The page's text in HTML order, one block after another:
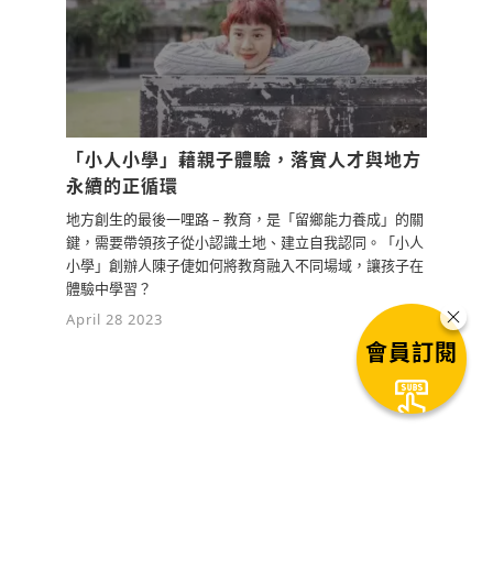
「小人小學」藉親子體驗，落實人才與地方
永續的正循環
地方創生的最後一哩路 – 教育，是「留鄉能力養成」的關
鍵，需要帶領孩子從小認識土地、建立自我認同。「小人
小學」創辦人陳子倢如何將教育融入不同場域，讓孩子在
體驗中學習？
April 28 2023
會員訂閱